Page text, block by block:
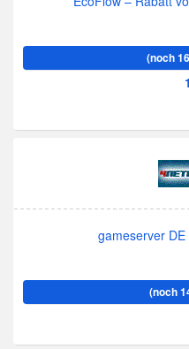
(noch
gameserver
(noch